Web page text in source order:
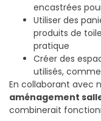
encastrées
Utiliser des
produits de
pratique
Créer des
utilisés,
En collaborant avec
aménagement
combinerait